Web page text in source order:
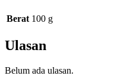
Berat 100 g
Ulasan
Belum ada ulasan.